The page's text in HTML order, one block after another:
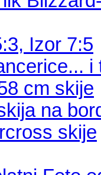
Izor 7:5
i
cm skije
na
skije